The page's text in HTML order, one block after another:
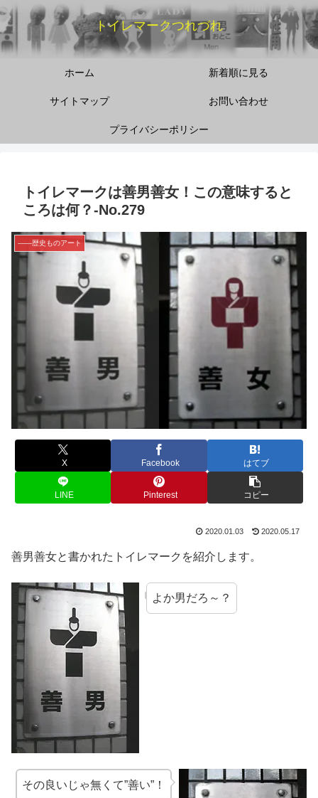
トイレマークつれづれ
ホーム 新着順に見る
サイトマップ お問い合わせ
プライバシーポリシー
トイレマークは善男善女！この意味すると
ころは何？‐No.279
――歴史ものアート
X Facebook はてブ
LINE Pinterest コピー
2020.01.03 2020.05.17
善男善女と書かれたトイレマークを紹介します。
よか男だろ～？
その良いじゃ無くて”善い”！